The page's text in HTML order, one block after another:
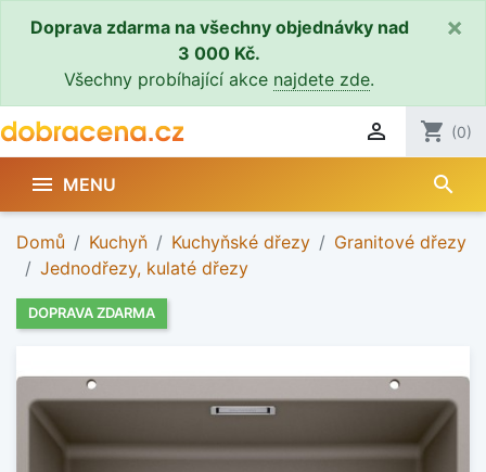
Doprava zdarma na všechny objednávky nad
3 000 Kč.
Všechny probíhající akce najdete zde.
×
 shopping_cart (0)
 MENU search
Domů Kuchyň Kuchyňské dřezy
Granitové dřezy
Jednodřezy, kulaté dřezy
DOPRAVA ZDARMA